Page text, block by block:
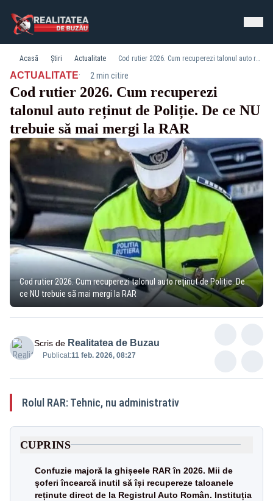
Acasă Știri Actualitate Cod rutier 2026. Cum recuperezi talonul auto reținut de Poliție. De ce NU trebuie să mai mergi la RAR
ACTUALITATE· 2 min citire
Cod rutier 2026. Cum recuperezi
talonul auto reținut de Poliție. De ce NU
trebuie să mai mergi la RAR
Cod rutier 2026. Cum recuperezi talonul auto reținut de Poliție. De
ce NU trebuie să mai mergi la RAR
Scris de Realitatea de Buzau
Publicat:11 feb. 2026, 08:27
Rolul RAR: Tehnic, nu administrativ
CUPRINS
Confuzie majoră la ghișeele RAR în 2026. Mii de
șoferi încearcă inutil să își recupereze taloanele
reținute direct de la Registrul Auto Român. Instituția